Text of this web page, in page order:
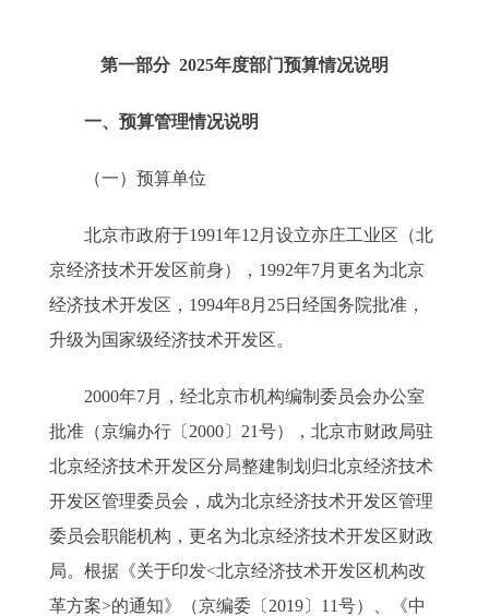
第一部分 2025年度部门预算情况说明
一、预算管理情况说明
（一）预算单位
北京市政府于1991年12月设立亦庄工业区（北
京经济技术开发区前身），1992年7月更名为北京
经济技术开发区，1994年8月25日经国务院批准，
升级为国家级经济技术开发区。
2000年7月，经北京市机构编制委员会办公室
批准（京编办行〔2000〕21号），北京市财政局驻
北京经济技术开发区分局整建制划归北京经济技术
开发区管理委员会，成为北京经济技术开发区管理
委员会职能机构，更名为北京经济技术开发区财政
局。根据《关于印发<北京经济技术开发区机构改
革方案>的通知》（京编委〔2019〕11号）、《中